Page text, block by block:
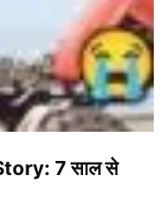
7 साल से